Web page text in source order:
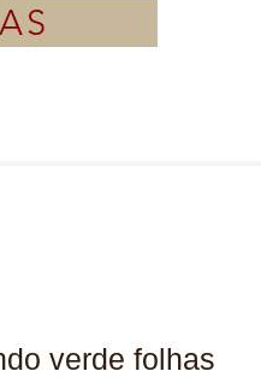
verde folhas